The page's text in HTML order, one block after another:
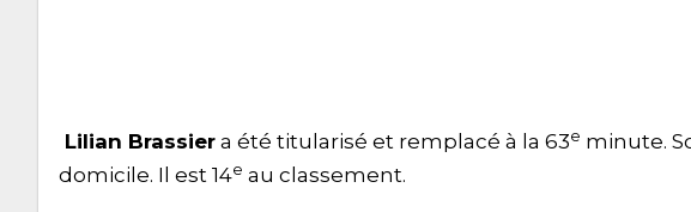
Lilian Brassier a été titularisé et remplacé à la 63e minute.
domicile. Il est 14e au classement.